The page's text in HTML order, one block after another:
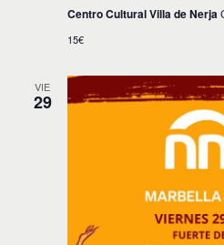
Centro Cultural Villa de Nerja
15€
VIE
29